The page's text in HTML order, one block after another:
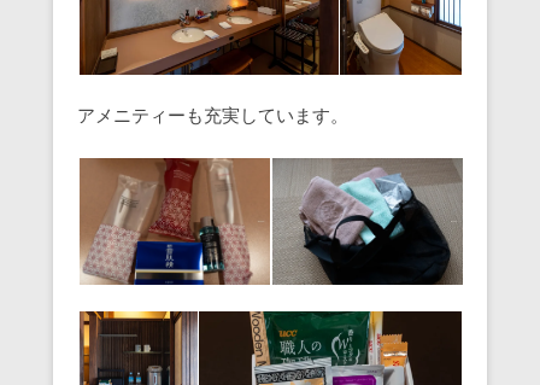
アメニティーも充実しています。